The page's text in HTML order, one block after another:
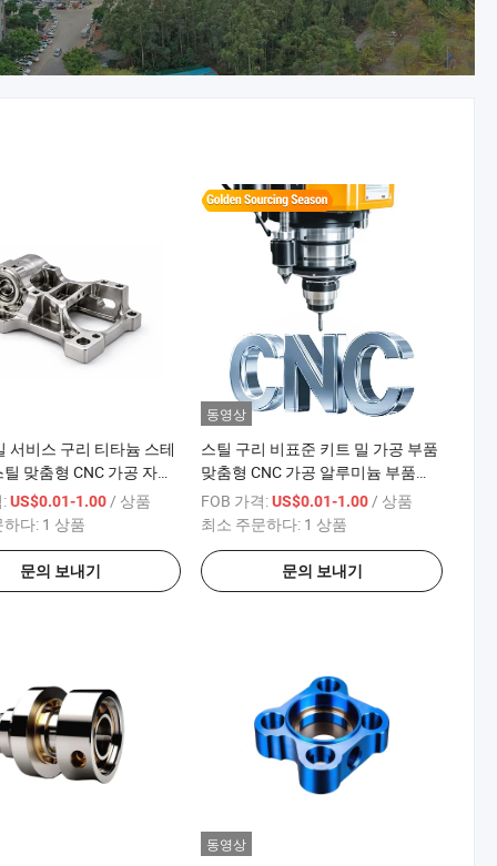
서비스 구리 티타늄 스테
맞춤형 CNC 가공 자동
US$0.01-1.00 / 상품
하다: 1 상품
문의 보내기
동영상
스틸 구리 비표준 키트 밀 가공 부품
맞춤형 CNC 가공 알루미늄 부품
OEM 서비스
FOB 가격:US$0.01-1.00 / 상품
최소 주문하다: 1 상품
문의 보내기
동영상